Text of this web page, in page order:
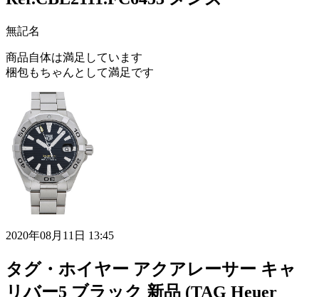
無記名
商品自体は満足しています
梱包もちゃんとして満足です
2020年08月11日 13:45
タグ・ホイヤー アクアレーサー キャ
リバー5 ブラック 新品 (TAG Heuer